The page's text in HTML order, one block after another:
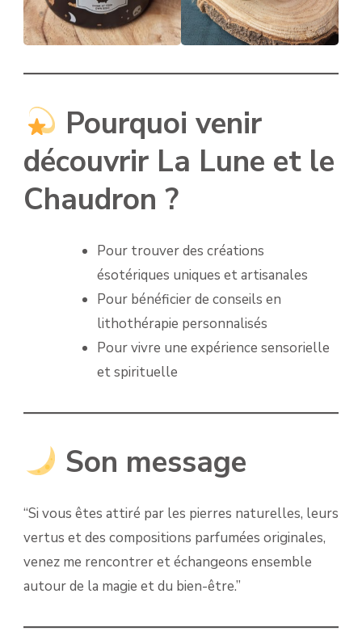
Pourquoi venir
découvrir La Lune et le
Chaudron ?
Pour trouver des créations
ésotériques uniques et artisanales
Pour bénéficier de conseils en
lithothérapie personnalisés
Pour vivre une expérience sensorielle
et spirituelle
Son message
“Si vous êtes attiré par les pierres naturelles, leurs
vertus et des compositions parfumées originales,
venez me rencontrer et échangeons ensemble
autour de la magie et du bien-être.”